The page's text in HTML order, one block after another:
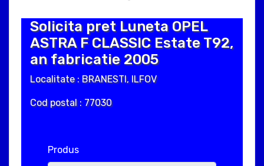
Solicita pret Luneta OPEL
ASTRA F CLASSIC Estate T92,
an fabricatie 2005
Localitate : BRANESTI, ILFOV
Cod postal : 77030
Produs